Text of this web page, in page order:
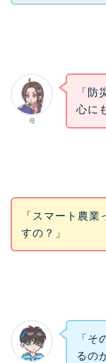
母
「
心に
「スマート農
すの？」
「
るの